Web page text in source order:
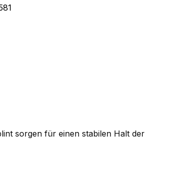
sorgen für einen stabilen Halt der